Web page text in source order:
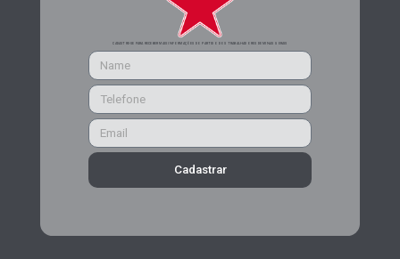
CADASTRE-SE PARA RECEBER MAIS INFORMAÇÕES DO PARTIDO DOS TRABALHADORES DE MINAS GERAIS
Cadastrar